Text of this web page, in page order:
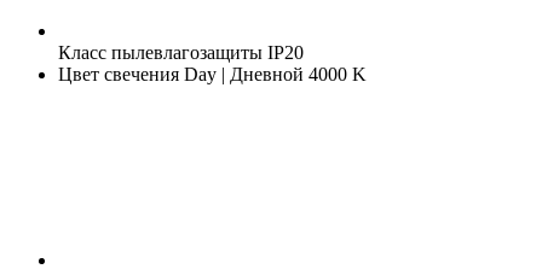
Класс пылевлагозащиты IP20
Цвет свечения Day | Дневной 4000 K